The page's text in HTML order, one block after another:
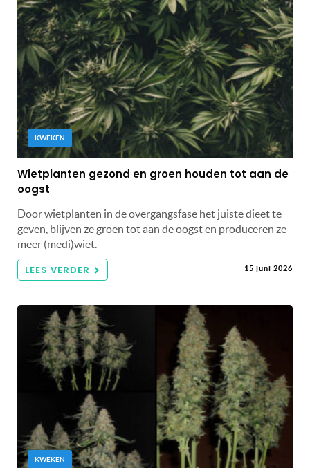
KWEKEN
Wietplanten gezond en groen houden tot aan de
oogst
Door wietplanten in de overgangsfase het juiste dieet te
geven, blijven ze groen tot aan de oogst en produceren ze
meer (medi)wiet.
LEES VERDER 15 juni 2026
KWEKEN